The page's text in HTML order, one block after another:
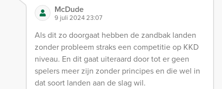
McDude
9 juli 2024 23:07
Als dit zo doorgaat hebben de zandbak landen
zonder probleem straks een competitie op KKD
niveau. En dit gaat uiteraard door tot er geen
spelers meer zijn zonder principes en die wel in
dat soort landen aan de slag wil.